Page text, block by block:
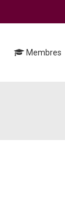
Membres